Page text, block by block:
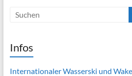
Infos
Internationaler Wasserski und